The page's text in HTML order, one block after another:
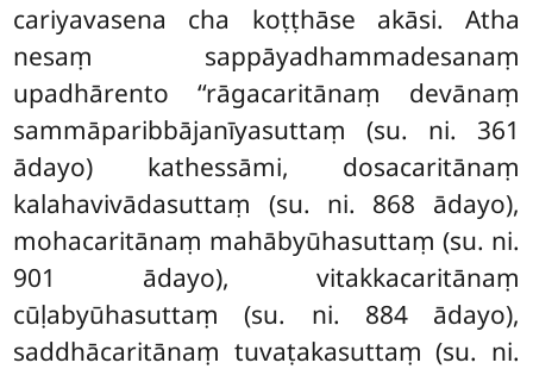
cariyavasena cha koṭṭhāse akāsi. Atha
nesaṃ sappāyadhammadesanaṃ
upadhārento ‘‘rāgacaritānaṃ devānaṃ
sammāparibbājanīyasuttaṃ (su. ni. 361
ādayo) kathessāmi, dosacaritānaṃ
kalahavivādasuttaṃ (su. ni. 868 ādayo),
mohacaritānaṃ mahābyūhasuttaṃ (su. ni.
901 ādayo), vitakkacaritānaṃ
cūḷabyūhasuttaṃ (su. ni. 884 ādayo),
saddhācaritānaṃ tuvaṭakasuttaṃ (su. ni.